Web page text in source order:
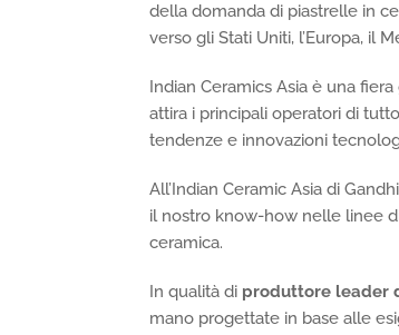
della domanda di piastrelle in
verso gli Stati Uniti, l’Europa, il
Indian Ceramics Asia è una
attira i principali operatori di
tendenze e innovazioni
All’Indian Ceramic Asia di
il nostro know-how nelle linee
ceramica.
In qualità di produttore leader
mano progettate in base alle